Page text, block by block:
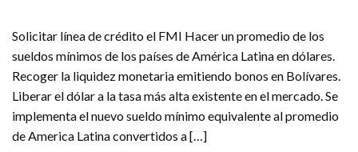
Solicitar línea de crédito el FMI Hacer un promedio de los
sueldos mínimos de los países de América Latina en dólares.
Recoger la liquidez monetaria emitiendo bonos en Bolívares.
Liberar el dólar a la tasa más alta existente en el mercado. Se
implementa el nuevo sueldo mínimo equivalente al promedio
de America Latina convertidos a […]